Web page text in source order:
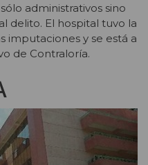
administrativos sino
delito. El hospital tuvo la
imputaciones y se está a
de Contraloría.